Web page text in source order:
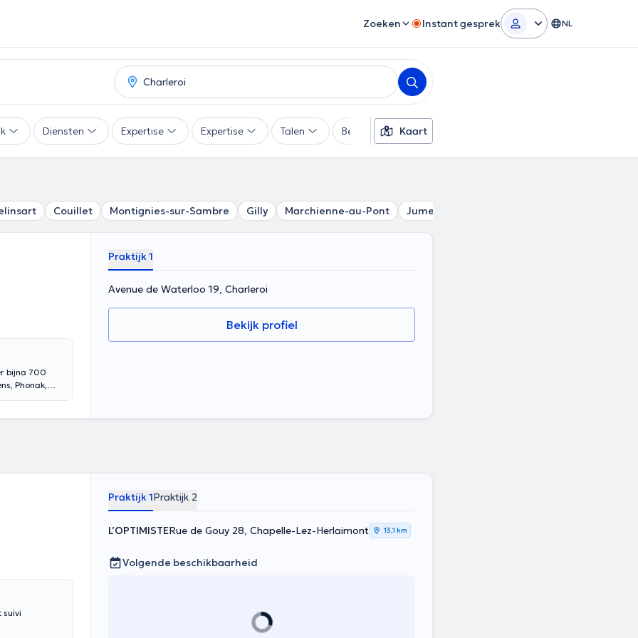
Zoeken Instant gesprek NL
Diensten Expertise Expertise Talen BetaalmethodeKaart
Couillet Montignies-sur-Sambre Gilly Marchienne-au-Pont Jumet
bijna 700
Phonak,
uw kant.
onze
door google
Praktijk 1
Avenue de Waterloo 19, Charleroi
Bekijk profiel
suivi
Praktijk 1Praktijk 2
L’OPTIMISTERue de Gouy 28, Chapelle-Lez-Herlaimont 13,1 km
Volgende beschikbaarheid